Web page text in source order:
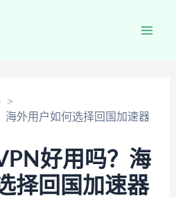
海外用户如何选择回国加速器
好用吗？海
择回国加速器